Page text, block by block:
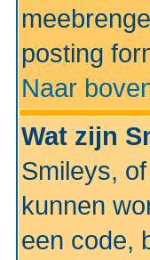
posting
Naar
Wat zijn
Smileys,
kunnen
een code,